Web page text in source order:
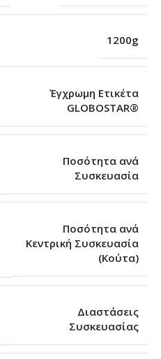
1200g
Έγχρωμη Ετικέτα
GLOBOSTAR®
Ποσότητα ανά
Συσκευασία
Ποσότητα ανά
Κεντρική Συσκευασία
(Κούτα)
Διαστάσεις
Συσκευασίας